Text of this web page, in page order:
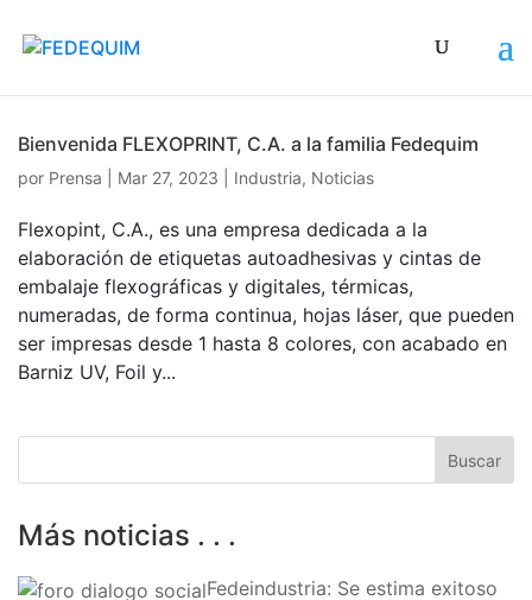
Bienvenida FLEXOPRINT, C.A. a la familia Fedequim
por Prensa Mar 27, 2023 Industria, Noticias
Flexopint, C.A., es una empresa dedicada a la
elaboración de etiquetas autoadhesivas y cintas de
embalaje flexográficas y digitales, térmicas,
numeradas, de forma continua, hojas láser, que pueden
ser impresas desde 1 hasta 8 colores, con acabado en
Barniz UV, Foil y...
Más noticias . . .
Fedeindustria: Se estima exitoso